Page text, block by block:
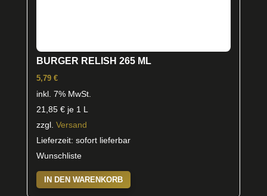
BURGER RELISH 265 ML
5,79 €
inkl. 7% MwSt.
21,85 €je 1 L
zzgl. Versand
Lieferzeit: sofort lieferbar
Wunschliste
IN DEN WARENKORB